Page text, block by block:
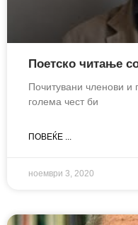
Поетско читање
Почитувани членови
голема чест би
ПОВЕЌЕ ...
ноември 3, 2020